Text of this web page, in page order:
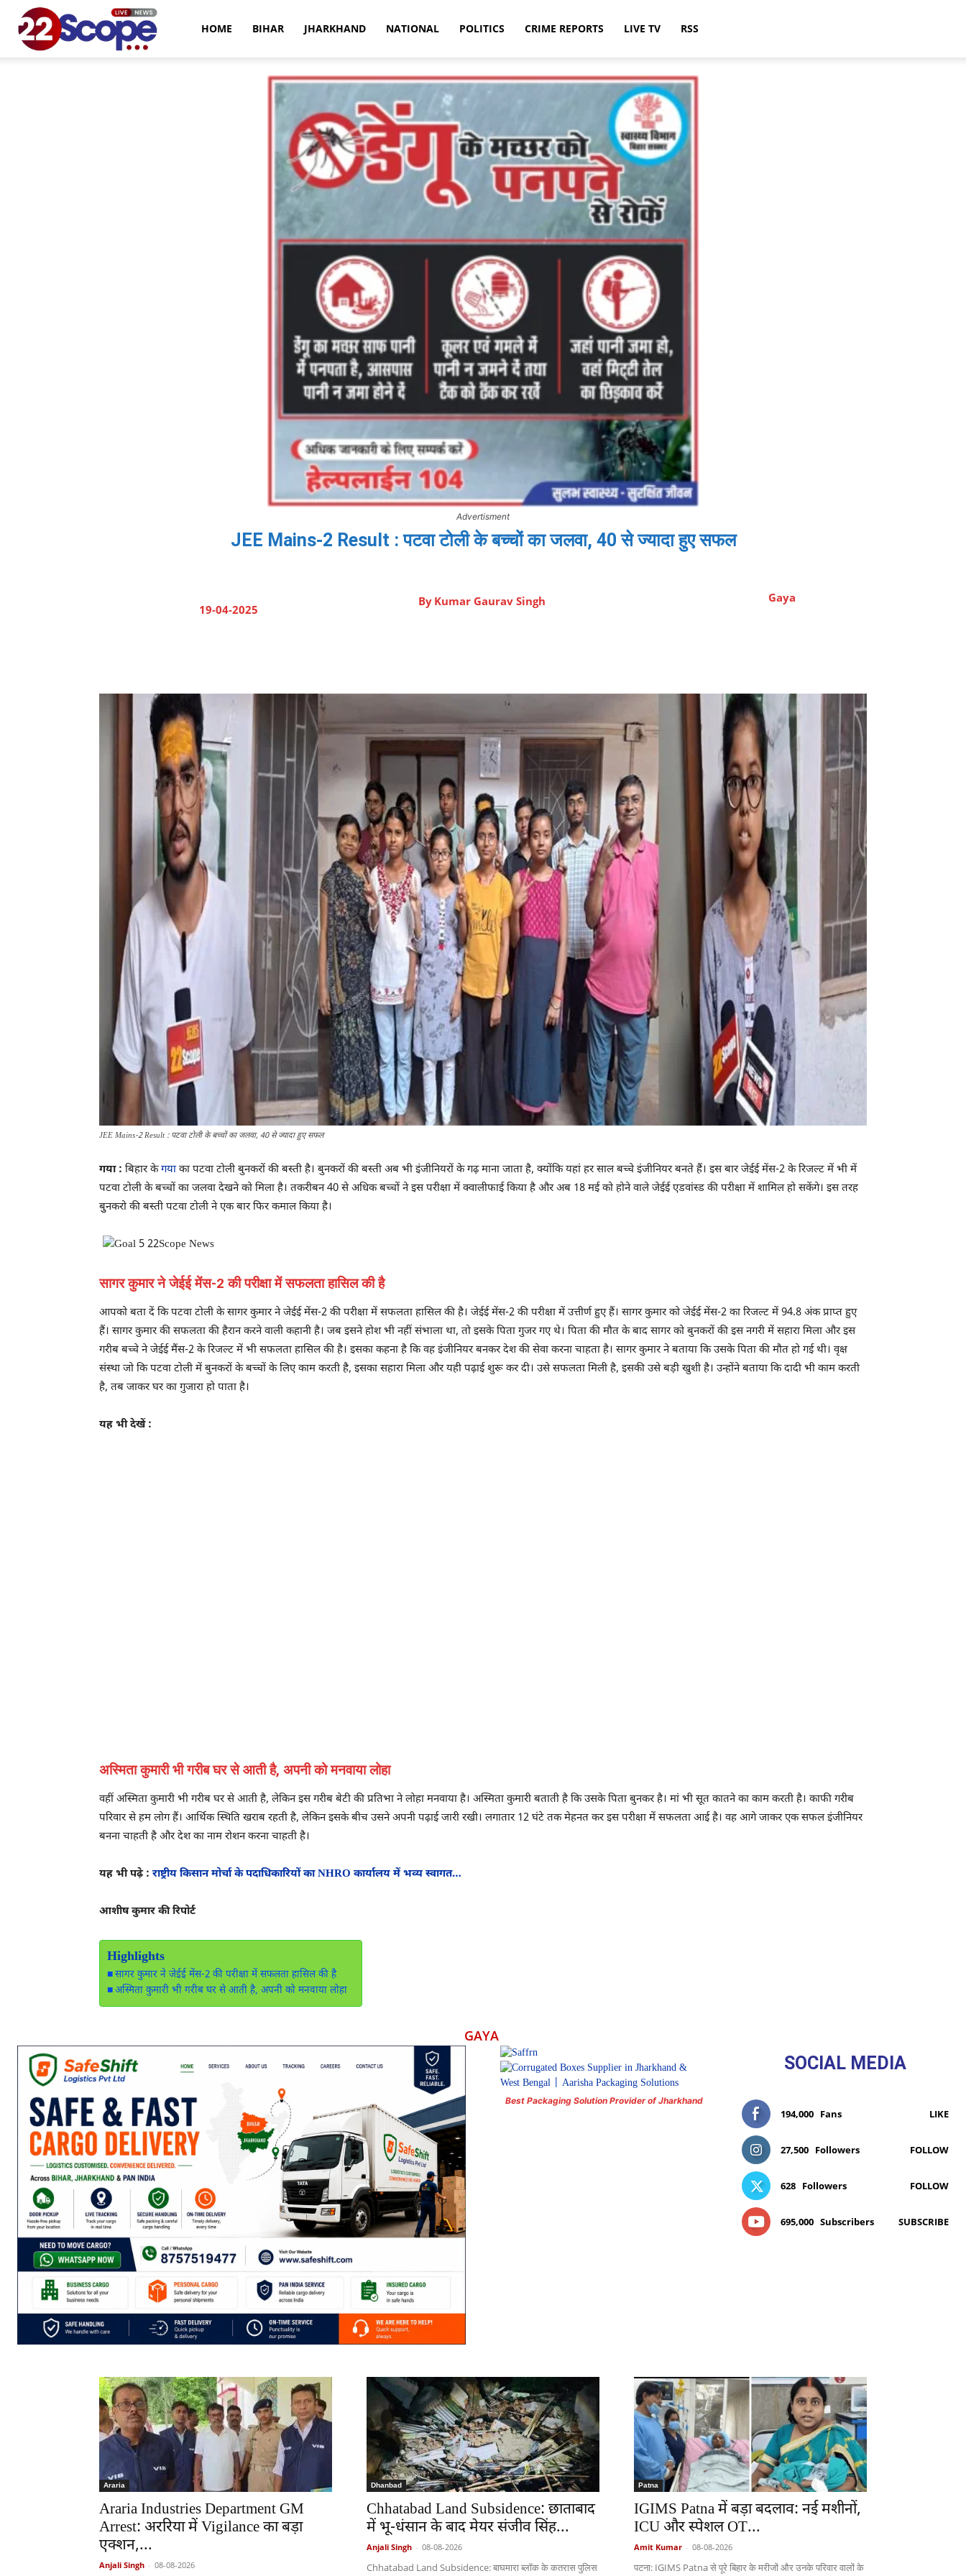
HOME BIHAR JHARKHAND NATIONAL POLITICS CRIME REPORTS LIVE TV RSS
Advertisment
JEE Mains-2 Result : पटवा टोली के बच्चों का जलवा, 40 से ज्यादा हुए सफल
19-04-2025
By Kumar Gaurav Singh Gaya
JEE Mains-2 Result : पटवा टोली के बच्चों का जलवा, 40 से ज्यादा हुए सफल
गया : बिहार केगयाका पटवा टोली बुनकरों की बस्ती है। बुनकरों की बस्ती अब भी इंजीनियरों के गढ़ माना जाता है, क्योंकि यहां हर साल बच्चे इंजीनियर बनते हैं। इस बार जेईई मेंस-2 के रिजल्ट में भी में
पटवा टोली के बच्चों का जलवा देखने को मिला है। तकरीबन 40 से अधिक बच्चों ने इस परीक्षा में क्वालीफाई किया है और अब 18 मई को होने वाले जेईई एडवांस्ड की परीक्षा में शामिल हो सकेंगे। इस तरह
बुुनकरो की बस्ती पटवा टोली ने एक बार फिर कमाल किया है।
सागर कुमार ने जेईई मेंस-2 की परीक्षा में सफलता हासिल की है
आपको बता दें कि पटवा टोली के सागर कुमार ने जेईई मेंस-2 की परीक्षा में सफलता हासिल की है। जेईई मेंस-2 की परीक्षा में उत्तीर्ण हुए हैं। सागर कुमार को जेईई मेंस-2 का रिजल्ट में 94.8 अंक प्राप्त हुए
हैं। सागर कुमार की सफलता की हैरान करने वाली कहानी है। जब इसने होश भी नहीं संभाला था, तो इसके पिता गुजर गए थे। पिता की मौत के बाद सागर को बुनकरों की इस नगरी में सहारा मिला और इस
गरीब बच्चे ने जेईई मैंस-2 के रिजल्ट में भी सफलता हासिल की है। इसका कहना है कि वह इंजीनियर बनकर देश की सेवा करना चाहता है। सागर कुमार ने बताया कि उसके पिता की मौत हो गई थी। वृक्ष
संस्था जो कि पटवा टोली में बुनकरों के बच्चों के लिए काम करती है, इसका सहारा मिला और यही पढ़ाई शुरू कर दी। उसे सफलता मिली है, इसकी उसे बड़ी खुशी है। उन्होंने बताया कि दादी भी काम करती
है, तब जाकर घर का गुजारा हो पाता है।
यह भी देखें :
अस्मिता कुमारी भी गरीब घर से आती है, अपनी को मनवाया लोहा
वहीं अस्मिता कुमारी भी गरीब घर से आती है, लेकिन इस गरीब बेटी की प्रतिभा ने लोहा मनवाया है। अस्मिता कुमारी बताती है कि उसके पिता बुनकर है। मां भी सूत कातने का काम करती है। काफी गरीब
परिवार से हम लोग हैं। आर्थिक स्थिति खराब रहती है, लेकिन इसके बीच उसने अपनी पढ़ाई जारी रखी। लगातार 12 घंटे तक मेहनत कर इस परीक्षा में सफलता आई है। वह आगे जाकर एक सफल इंजीनियर
बनना चाहती है और देश का नाम रोशन करना चाहती है।
यह भी पढ़े : राष्ट्रीय किसान मोर्चा के पदाधिकारियों का NHRO कार्यालय में भव्य स्वागत…
आशीष कुमार की रिपोर्ट
Highlights
सागर कुमार ने जेईई मेंस-2 की परीक्षा में सफलता हासिल की है
अस्मिता कुमारी भी गरीब घर से आती है, अपनी को मनवाया लोहा
GAYA
Best Packaging Solution Provider of Jharkhand
SOCIAL MEDIA
194,000 Fans LIKE
27,500 Followers FOLLOW
628 Followers FOLLOW
695,000 Subscribers SUBSCRIBE
Araria
Araria Industries Department GM
Arrest: अररिया में Vigilance का बड़ा
एक्शन,...
Anjali Singh - 08-08-2026
Dhanbad
Chhatabad Land Subsidence: छाताबाद
में भू-धंसान के बाद मेयर संजीव सिंह...
Anjali Singh - 08-08-2026
Chhatabad Land Subsidence: बाघमारा ब्लॉक के कतरास पुलिस
Patna
IGIMS Patna में बड़ा बदलाव: नई मशीनों,
ICU और स्पेशल OT...
Amit Kumar - 08-08-2026
पटना: IGIMS Patna से पूरे बिहार के मरीजों और उनके परिवार वालों के